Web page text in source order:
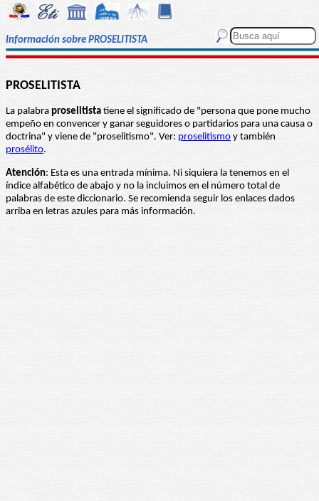
Información sobre PROSELITISTA
PROSELITISTA
La palabra proselitista tiene el significado de "persona que pone mucho
empeño en convencer y ganar seguidores o partidarios para una causa o
doctrina" y viene de "proselitismo". Ver: proselitismo y también
prosélito.
Atención: Esta es una entrada mínima. Ni siquiera la tenemos en el
índice alfabético de abajo y no la incluimos en el número total de
palabras de este diccionario. Se recomienda seguir los enlaces dados
arriba en letras azules para más información.